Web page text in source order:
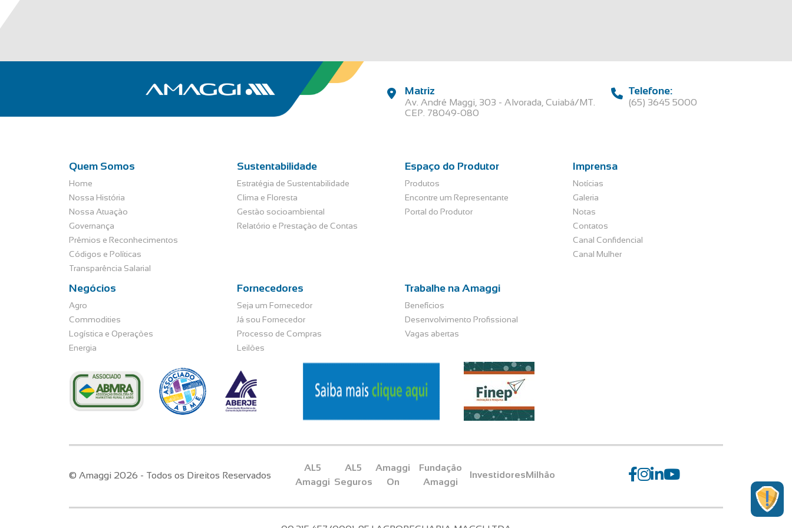
Matriz
Av. André Maggi, 303 - Alvorada, Cuiabá/MT.
CEP. 78049-080
Telefone:
(65) 3645 5000
Quem Somos
Home
Nossa História
Nossa Atuação
Governança
Prêmios e Reconhecimentos
Códigos e Políticas
Transparência Salarial
Sustentabilidade
Estratégia de Sustentabilidade
Clima e Floresta
Gestão socioambiental
Relatório e Prestação de Contas
Espaço do Produtor
Produtos
Encontre um Representante
Portal do Produtor
Imprensa
Notícias
Galeria
Notas
Contatos
Canal Confidencial
Canal Mulher
Negócios
Agro
Commodities
Logística e Operações
Energia
Fornecedores
Seja um Fornecedor
Já sou Fornecedor
Processo de Compras
Leilões
Trabalhe na Amaggi
Benefícios
Desenvolvimento Profissional
Vagas abertas
© Amaggi 2026 - Todos os Direitos Reservados
AL5
Amaggi
AL5
Seguros
Amaggi
On
Fundação
Amaggi
InvestidoresMilhão